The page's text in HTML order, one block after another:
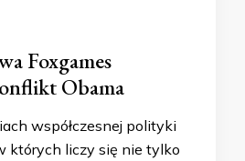
Foxgames
Obama
współczesnej polityki
których liczy się nie tylko